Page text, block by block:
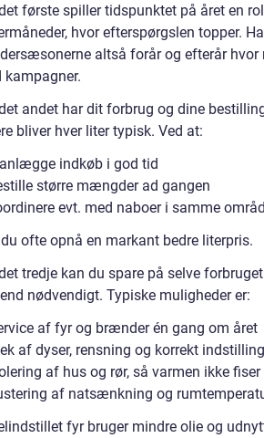
første spiller tidspunktet på året en
hvor efterspørgslen topper.
altså forår og efterår hvor
kampagner.
andet har dit forbrug og dine
bliver hver liter typisk. Ved at:
indkøb i god tid
større mængder ad gangen
evt. med naboer i samme
ofte opnå en markant bedre literpris.
tredje kan du spare på selve
nødvendigt. Typiske muligheder er:
af fyr og brænder én gang om året
af dyser, rensning og korrekt indstilling
af hus og rør, så varmen ikke fiser
af natsænkning og
fyr bruger mindre olie og